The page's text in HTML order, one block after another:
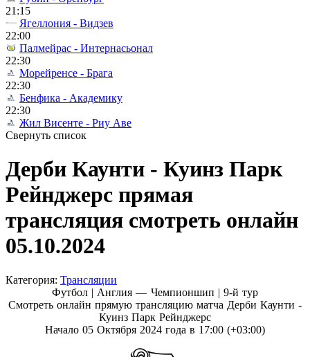
21:15
Ягеллония - Видзев
22:00
Палмейрас - Интернасьонал
22:30
Морейренсе - Брага
22:30
Бенфика - Академику
22:30
Жил Висенте - Риу Аве
Свернуть список
Дерби Каунти - Куинз Парк
Рейнджерс прямая
трансляция смотреть онлайн
05.10.2024
Категория: Трансляции
Футбол | Англия — Чемпионшип | 9-й тур
Смотреть онлайн прямую трансляцию матча Дерби Каунти -
Куинз Парк Рейнджерс
Начало 05 Октября 2024 года в 17:00 (+03:00)